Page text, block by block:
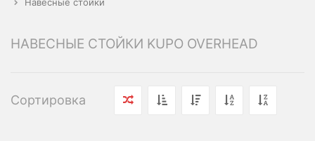
НАВЕСНЫЕ СТОЙКИ KUPO OVERHEAD
Сортировка